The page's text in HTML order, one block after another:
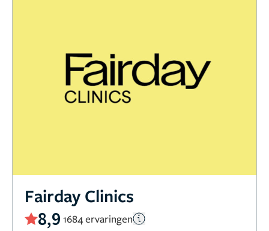
Fairday Clinics
8,9 1684 ervaringen